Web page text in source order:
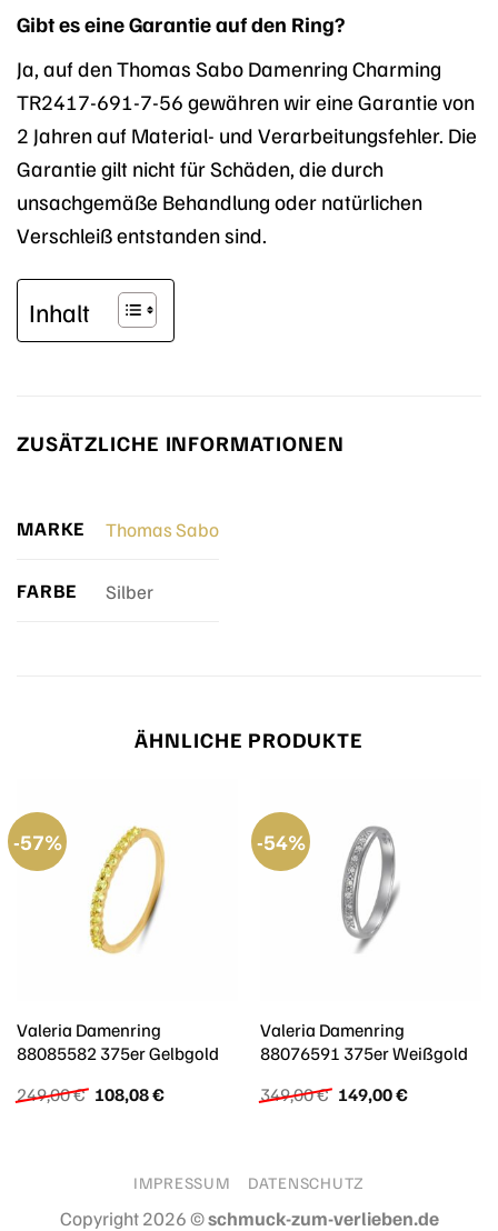
Gibt es eine Garantie auf den Ring?
Ja, auf den Thomas Sabo Damenring Charming
TR2417-691-7-56 gewähren wir eine Garantie von
2 Jahren auf Material- und Verarbeitungsfehler. Die
Garantie gilt nicht für Schäden, die durch
unsachgemäße Behandlung oder natürlichen
Verschleiß entstanden sind.
Inhalt
ZUSÄTZLICHE INFORMATIONEN
MARKE Thomas Sabo
FARBE Silber
ÄHNLICHE PRODUKTE
-57%
Valeria Damenring
88085582 375er Gelbgold
249,00€ Ursprünglicher
Preis
108,08€Aktueller
-54%
Valeria Damenring
88076591 375er Weißgold
349,00€ Ursprünglicher
Preis
149,00€Aktueller
IMPRESSUM DATENSCHUTZ
Copyright 2026 ©schmuck-zum-verlieben.de